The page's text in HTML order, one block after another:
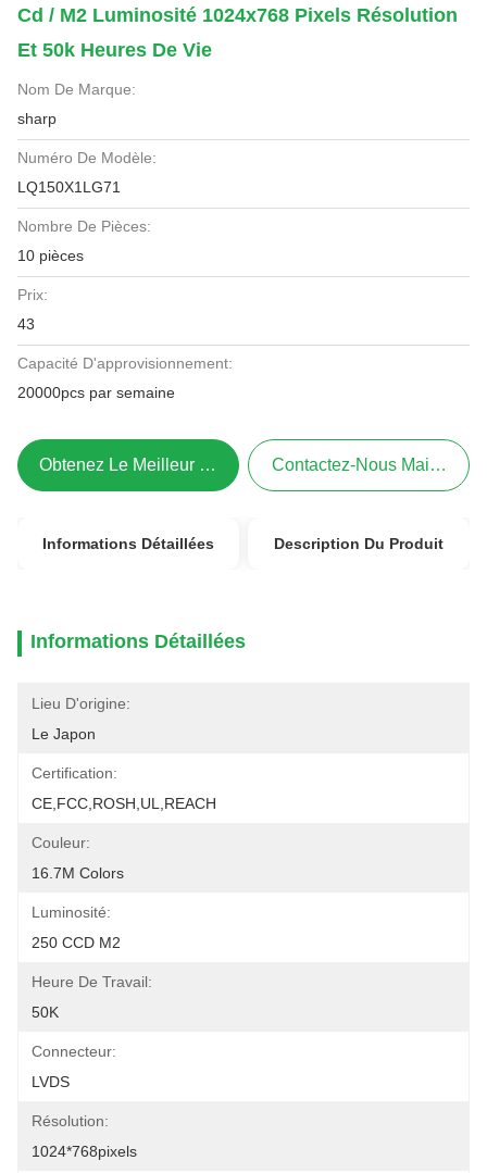
Cd / M2 Luminosité 1024x768 Pixels Résolution
Et 50k Heures De Vie
Nom De Marque:
sharp
Numéro De Modèle:
LQ150X1LG71
Nombre De Pièces:
10 pièces
Prix:
43
Capacité D'approvisionnement:
20000pcs par semaine
Obtenez Le Meilleur Prix Contactez-Nous Maintenant
Informations Détaillées Description Du Produit
Informations Détaillées
Lieu D'origine:
Le Japon
Certification:
CE,FCC,ROSH,UL,REACH
Couleur:
16.7M Colors
Luminosité:
250 CCD M2
Heure De Travail:
50K
Connecteur:
LVDS
Résolution:
1024*768pixels